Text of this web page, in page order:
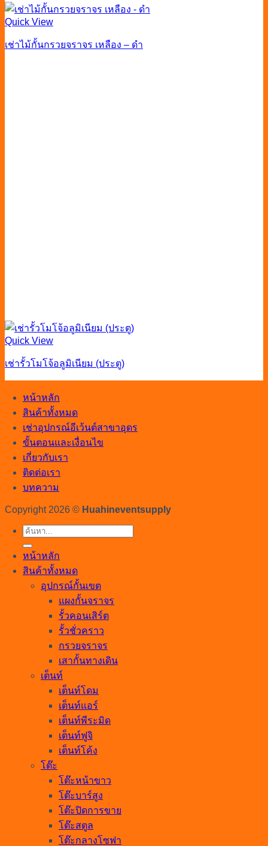
Quick View
เช่าไม้กั้นกรวยจราจร เหลือง – ดำ
Quick View
เช่ารั้วโมโจ้อลูมิเนียม (ประตู)
หน้าหลัก
สินค้าทั้งหมด
เช่าอุปกรณ์อีเว้นต์สาขาอุดร
ขั้นตอนและเงื่อนไข
เกี่ยวกับเรา
ติดต่อเรา
บทความ
Copyright 2026 © Huahineventsupply
ค้นหา:
หน้าหลัก
สินค้าทั้งหมด
อุปกรณ์กั้นเขต
แผงกั้นจราจร
รั้วคอนเสิร์ต
รั้วชั่วคราว
กรวยจราจร
เสากั้นทางเดิน
เต็นท์
เต็นท์โดม
เต็นท์แอร์
เต็นท์พีระมิด
เต็นท์ฟูจิ
เต็นท์โค้ง
โต๊ะ
โต๊ะหน้าขาว
โต๊ะบาร์สูง
โต๊ะปิดการขาย
โต๊ะสตูล
โต๊ะกลางโซฟา